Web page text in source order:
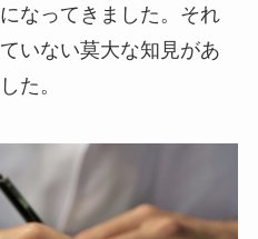
なってきました。それ
いない莫大な知見があ
た。